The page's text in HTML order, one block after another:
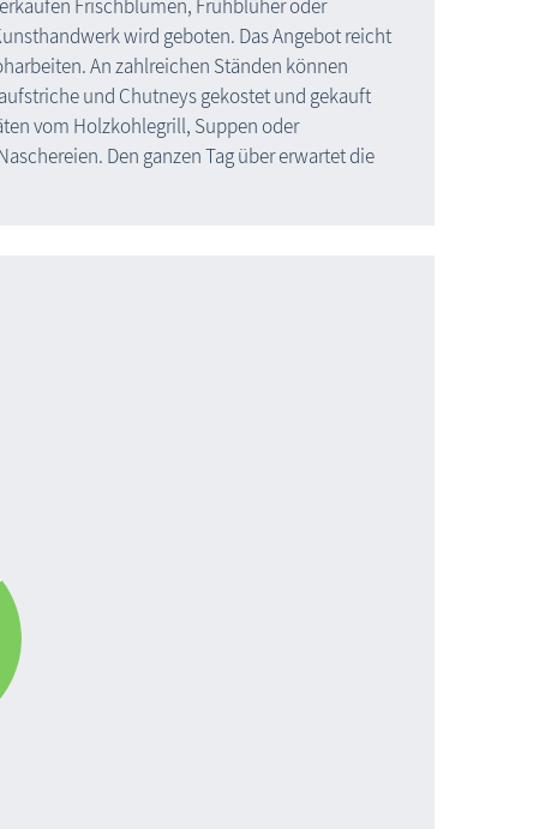
Frischblumen, Frühblüher oder
wird geboten. Das Angebot reicht
An zahlreichen Ständen können
und Chutneys gekostet und gekauft
vom Holzkohlegrill, Suppen oder
Den ganzen Tag über erwartet die